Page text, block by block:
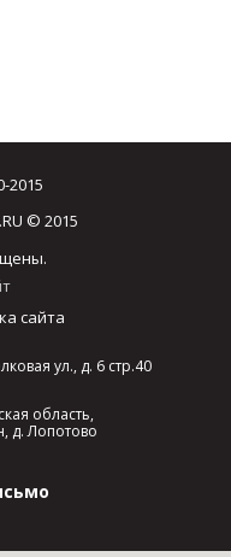
2015
© 2015
сайта
ул., д. 6 стр.40
область,
д. Лопотово